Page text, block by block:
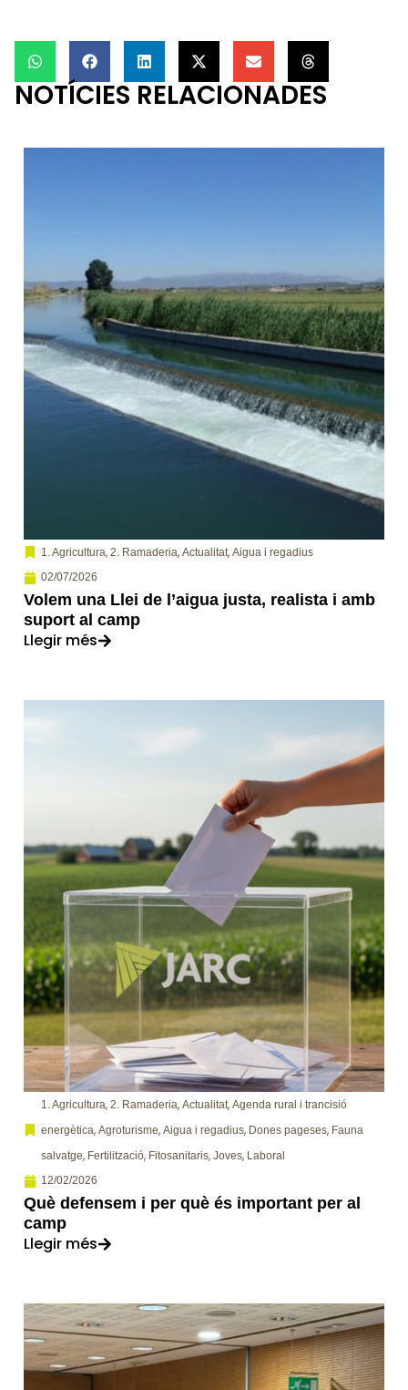
NOTÍCIES RELACIONADES
1. Agricultura, 2. Ramaderia, Actualitat, Aigua i regadius
02/07/2026
Volem una Llei de l’aigua justa, realista i amb
suport al camp
Llegir més
1. Agricultura, 2. Ramaderia, Actualitat, Agenda rural i trancisió
energètica, Agroturisme, Aigua i regadius, Dones pageses, Fauna
salvatge, Fertilització, Fitosanitaris, Joves, Laboral
12/02/2026
Què defensem i per què és important per al
camp
Llegir més